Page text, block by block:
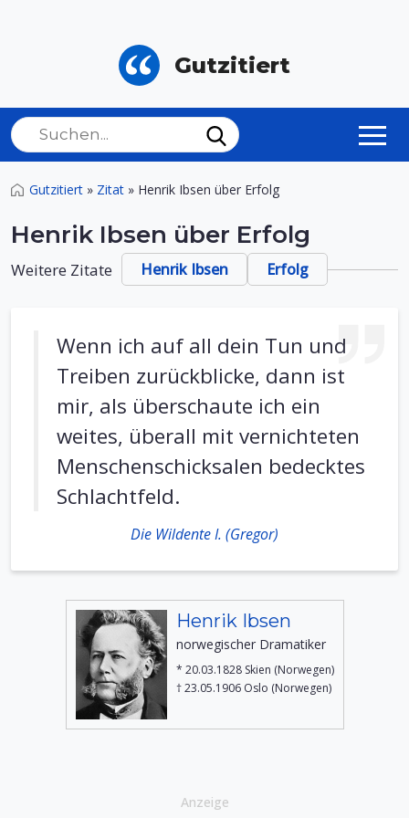
Gutzitiert
Gutzitiert » Zitat » Henrik Ibsen über Erfolg
Henrik Ibsen über Erfolg
Weitere Zitate Henrik Ibsen Erfolg
Wenn ich auf all dein Tun und
Treiben zurückblicke, dann ist
mir, als überschaute ich ein
weites, überall mit vernichteten
Menschenschicksalen bedecktes
Schlachtfeld.
Die Wildente I. (Gregor)
Henrik Ibsen
norwegischer Dramatiker
* 20.03.1828 Skien (Norwegen)
† 23.05.1906 Oslo (Norwegen)
Anzeige